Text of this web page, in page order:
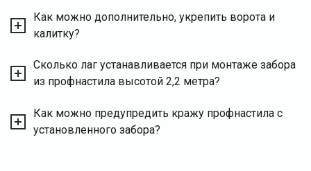
Как можно дополнительно, укрепить ворота и
калитку?
Сколько лаг устанавливается при монтаже забора
из профнастила высотой 2,2 метра?
Как можно предупредить кражу профнастила с
установленного забора?